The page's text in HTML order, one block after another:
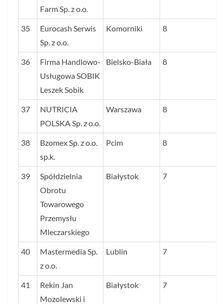
Farm Sp. z o.o.
35
Eurocash Serwis
Sp. z o.o.
Komorniki 8
36
Firma Handlowo-
Usługowa SOBIK
Leszek Sobik
Bielsko-Biała 8
37
NUTRICIA
POLSKA Sp. z o.o.
Warszawa 8
38
Bzomex Sp. z o.o.
sp.k.
Pcim 8
39
Spółdzielnia
Obrotu
Towarowego
Przemysłu
Mleczarskiego
Białystok 7
40
Mastermedia Sp.
z o.o.
Lublin 7
41
Rekin Jan
Mozolewski i
Białystok 7